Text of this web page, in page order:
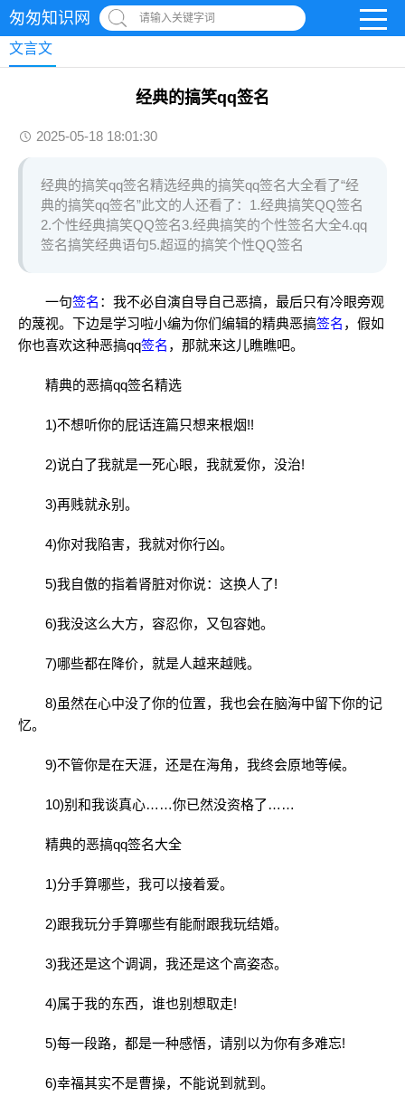
匆匆知识网 请输入关键字词
文言文
经典的搞笑qq签名
2025-05-18 18:01:30
经典的搞笑qq签名精选经典的搞笑qq签名大全看了“经
典的搞笑qq签名”此文的人还看了：1.经典搞笑QQ签名
2.个性经典搞笑QQ签名3.经典搞笑的个性签名大全4.qq
签名搞笑经典语句5.超逗的搞笑个性QQ签名
一句签名 ：我不必自演自导自己恶搞，最后只有冷眼旁观
的蔑视。下边是学习啦小编为你们编辑的精典恶搞签名 ，假如
你也喜欢这种恶搞qq签名 ，那就来这儿瞧瞧吧。
精典的恶搞qq签名精选
1)不想听你的屁话连篇只想来根烟!!
2)说白了我就是一死心眼，我就爱你，没治!
3)再贱就永别。
4)你对我陷害，我就对你行凶。
5)我自傲的指着肾脏对你说：这换人了!
6)我没这么大方，容忍你，又包容她。
7)哪些都在降价，就是人越来越贱。
8)虽然在心中没了你的位置，我也会在脑海中留下你的记
忆。
9)不管你是在天涯，还是在海角，我终会原地等候。
10)别和我谈真心……你已然没资格了……
精典的恶搞qq签名大全
1)分手算哪些，我可以接着爱。
2)跟我玩分手算哪些有能耐跟我玩结婚。
3)我还是这个调调，我还是这个高姿态。
4)属于我的东西，谁也别想取走!
5)每一段路，都是一种感悟，请别以为你有多难忘!
6)幸福其实不是曹操，不能说到就到。